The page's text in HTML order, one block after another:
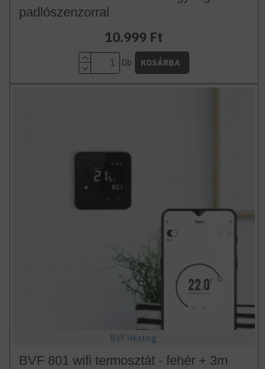
padlószenzorral
10.999 Ft
Db KOSÁRBA
BVF Heating
BVF 801 wifi termosztát - fehér + 3m